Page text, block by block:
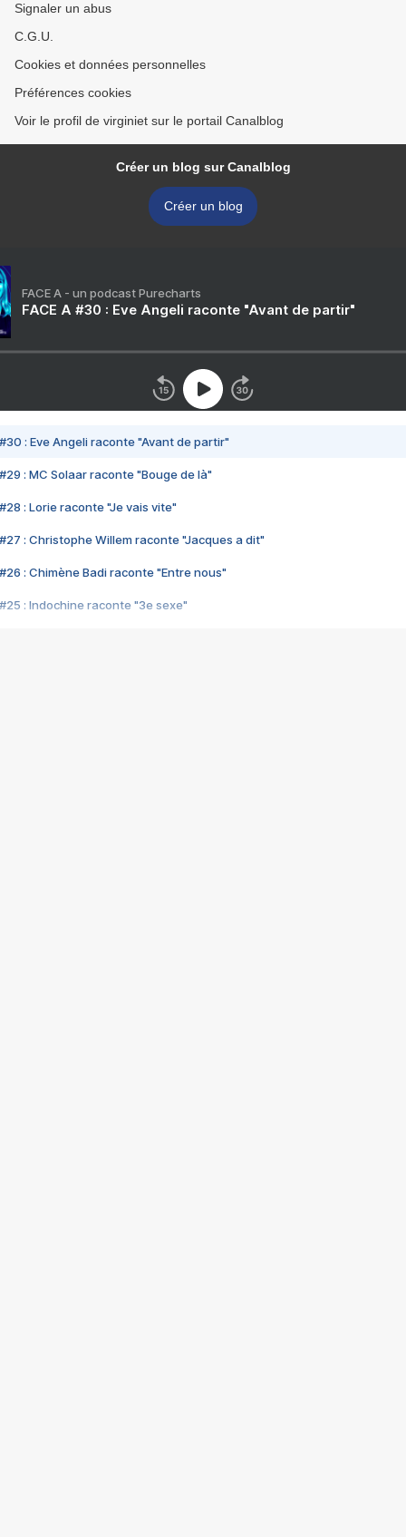
Signaler un abus
C.G.U.
Cookies et données personnelles
Préférences cookies
Voir le profil de virginiet sur le portail Canalblog
Créer un blog sur Canalblog
Créer un blog
FACE A - un podcast Purecharts
FACE A #30 : Eve Angeli raconte "Avant de partir"
#30 : Eve Angeli raconte "Avant de partir"
#29 : MC Solaar raconte "Bouge de là"
#28 : Lorie raconte "Je vais vite"
#27 : Christophe Willem raconte "Jacques a dit"
#26 : Chimène Badi raconte "Entre nous"
#25 : Indochine raconte "3e sexe"